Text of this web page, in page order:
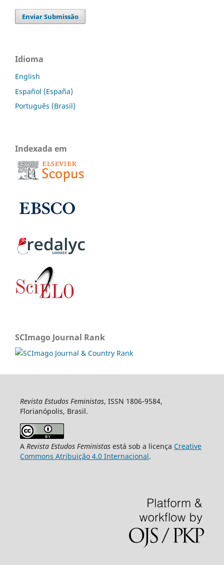
Enviar Submissão
Idioma
English
Español (España)
Português (Brasil)
Indexada em
SCImago Journal Rank
Revista Estudos Feministas, ISSN 1806-9584,
Florianópolis, Brasil.
A Revista Estudos Feministasestá sob a licença Creative
Commons Atribuição 4.0 Internacional.